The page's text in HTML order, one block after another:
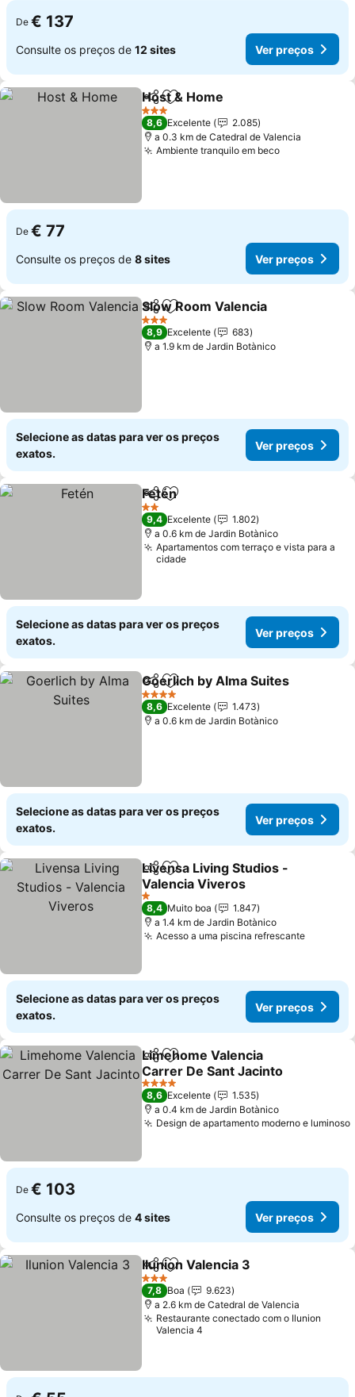
De € 137
Consulte os preços de 12 sites Ver preços
PartilharAdicionar aos favoritos
Host & Home
3 Estrelas
8,6 Excelente
2.085
a 0.3 km de Catedral de Valencia
Ambiente tranquilo em beco
De € 77
Consulte os preços de 8 sites Ver preços
PartilharAdicionar aos favoritos
Slow Room Valencia
3 Estrelas
8,9 Excelente
683
a 1.9 km de Jardin Botànico
Selecione as datas para ver os preços
exatos.
Ver preços
PartilharAdicionar aos favoritos
Fetén
2 Estrelas
9,4 Excelente
1.802
a 0.6 km de Jardin Botànico
Apartamentos com terraço e vista para a
cidade
Selecione as datas para ver os preços
exatos.
Ver preços
PartilharAdicionar aos favoritos
Goerlich by Alma Suites
4 Estrelas
8,6 Excelente
1.473
a 0.6 km de Jardin Botànico
Selecione as datas para ver os preços
exatos.
Ver preços
PartilharAdicionar aos favoritos
Livensa Living Studios -
Valencia Viveros
1 Estrelas
8,4 Muito boa
1.847
a 1.4 km de Jardin Botànico
Acesso a uma piscina refrescante
Selecione as datas para ver os preços
exatos.
Ver preços
PartilharAdicionar aos favoritos
Limehome Valencia
Carrer De Sant Jacinto
4 Estrelas
8,6 Excelente
1.535
a 0.4 km de Jardin Botànico
Design de apartamento moderno e luminoso
De € 103
Consulte os preços de 4 sites Ver preços
PartilharAdicionar aos favoritos
Ilunion Valencia 3
3 Estrelas
7,8 Boa
9.623
a 2.6 km de Catedral de Valencia
Restaurante conectado com o Ilunion
Valencia 4